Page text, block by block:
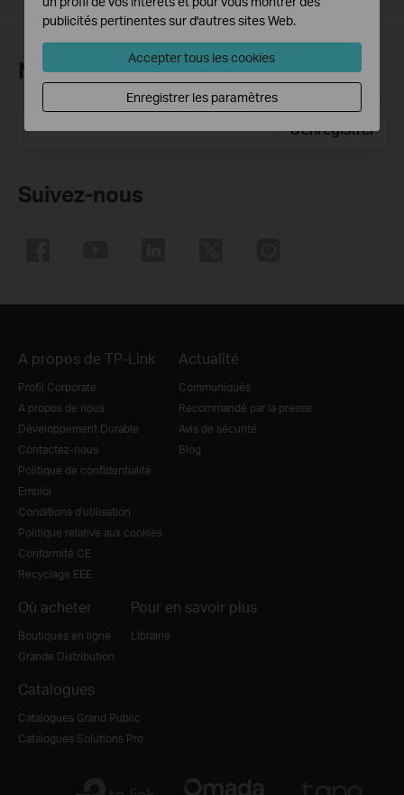
Newsletter TP-Link
S'enregistrer
Suivez-nous
A propos de TP-Link
Profil Corporate
A propos de nous
Développement Durable
Contactez-nous
Politique de confidentialité
Emploi
Conditions d'utilisation
Politique relative aux cookies
Conformité CE
Recyclage EEE
Actualité
Communiqués
Recommandé par la presse
Avis de sécurité
Blog
Où acheter
Boutiques en ligne
Grande Distribution
Pour en savoir plus
Librairie
Catalogues
Catalogues Grand Public
Catalogues Solutions Pro
publicités pertinentes sur d'autres sites Web.
Accepter tous les cookies
Enregistrer les paramètres